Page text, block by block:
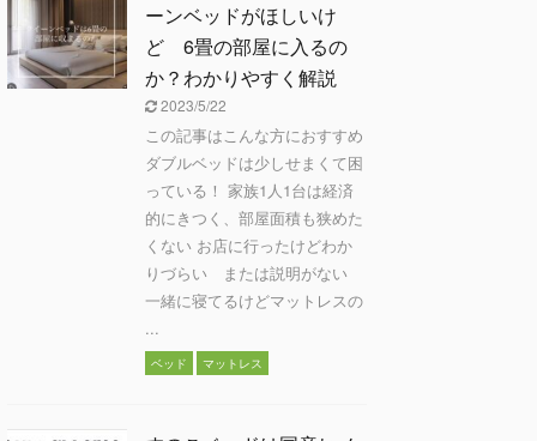
ーンベッドがほしいけ
ど 6畳の部屋に入るの
か？わかりやすく解説
2023/5/22
この記事はこんな方におすすめ
ダブルベッドは少しせまくて困
っている！ 家族1人1台は経済
的にきつく、部屋面積も狭めた
くない お店に行ったけどわか
りづらい または説明がない
一緒に寝てるけどマットレスの
...
ベッド マットレス